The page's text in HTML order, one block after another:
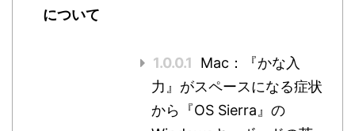
について
1.0.0.1
Mac：『かな入
力』がスペースになる症状
から『OS Sierra』の